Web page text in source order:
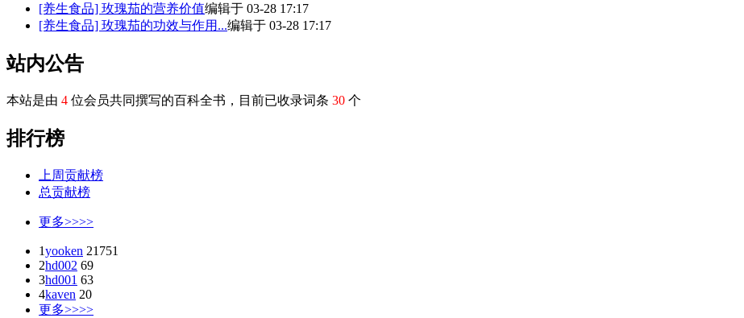
[养生食品] 玫瑰茄的营养价值编辑于 03-28 17:17
[养生食品] 玫瑰茄的功效与作用...编辑于 03-28 17:17
站内公告
本站是由 4 位会员共同撰写的百科全书，目前已收录词条 30 个
排行榜
上周贡献榜
总贡献榜
更多>>>>
1yooken 21751
2hd002 69
3hd001 63
4kaven 20
更多>>>>